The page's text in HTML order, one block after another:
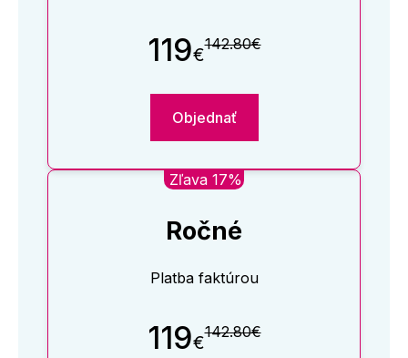
119€142.80€
Objednať
Zľava 17%
Ročné
Platba faktúrou
119€142.80€